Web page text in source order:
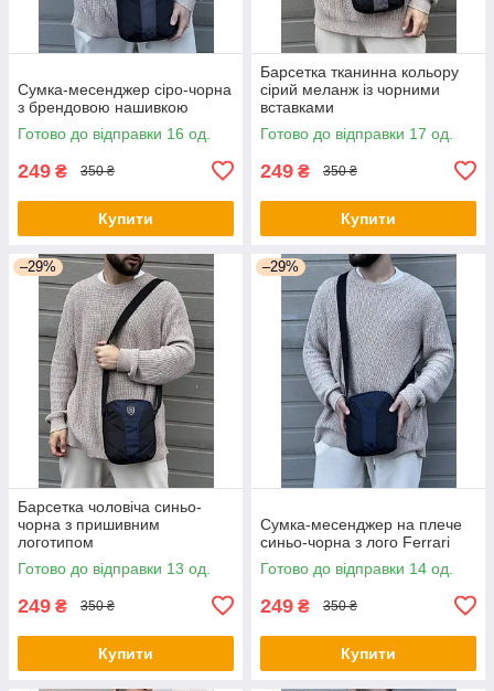
Сумка-месенджер сіро-чорна
з брендовою нашивкою
Готово до відправки 16 од.
249 ₴ 350 ₴
Купити
Барсетка тканинна кольору
сірий меланж із чорними
вставками
Готово до відправки 17 од.
249 ₴ 350 ₴
Купити
–29%
Барсетка чоловіча синьо-
чорна з пришивним
логотипом
Готово до відправки 13 од.
249 ₴ 350 ₴
Купити
–29%
Сумка-месенджер на плече
синьо-чорна з лого Ferrari
Готово до відправки 14 од.
249 ₴ 350 ₴
Купити